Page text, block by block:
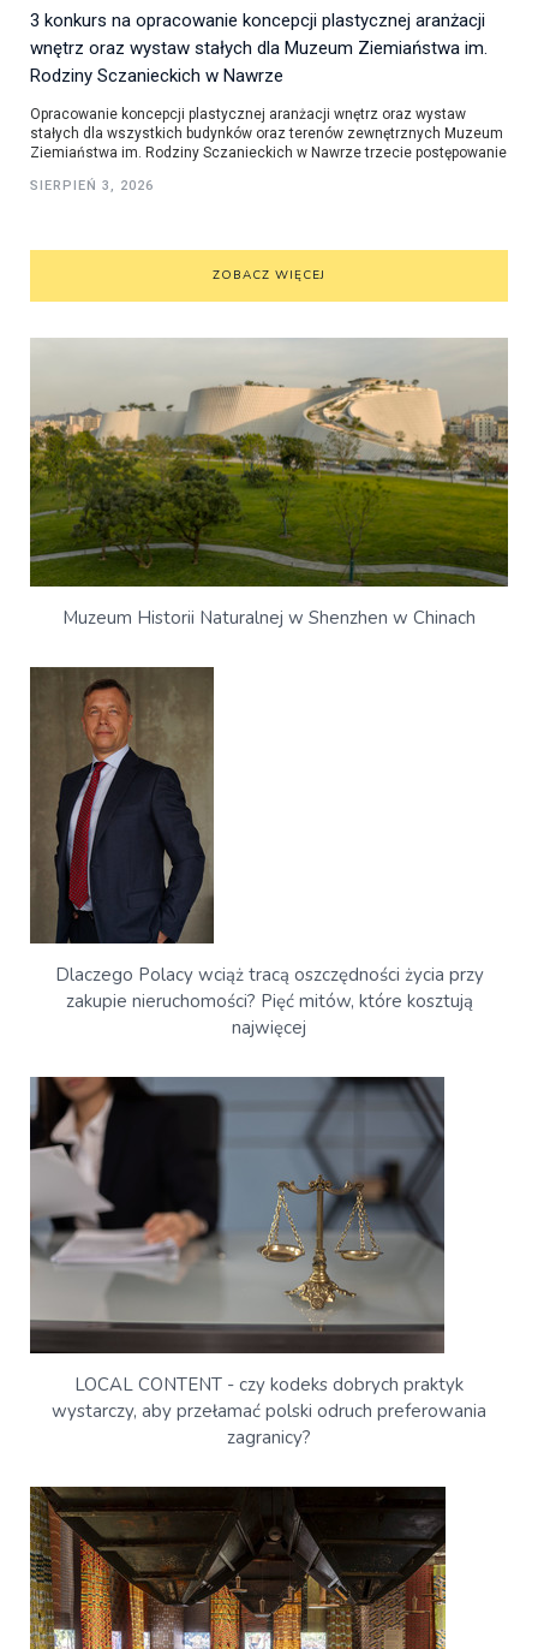
3 konkurs na opracowanie koncepcji plastycznej aranżacji
wnętrz oraz wystaw stałych dla Muzeum Ziemiaństwa im.
Rodziny Sczanieckich w Nawrze
Opracowanie koncepcji plastycznej aranżacji wnętrz oraz wystaw
stałych dla wszystkich budynków oraz terenów zewnętrznych Muzeum
Ziemiaństwa im. Rodziny Sczanieckich w Nawrze trzecie postępowanie
SIERPIEŃ 3, 2026
ZOBACZ WIĘCEJ
Muzeum Historii Naturalnej w Shenzhen w Chinach
Dlaczego Polacy wciąż tracą oszczędności życia przy
zakupie nieruchomości? Pięć mitów, które kosztują
najwięcej
LOCAL CONTENT - czy kodeks dobrych praktyk
wystarczy, aby przełamać polski odruch preferowania
zagranicy?